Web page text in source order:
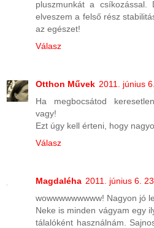
pluszmunkát a
elveszem a felső rész
az egészet!
Válasz
Otthon Művek 2011. június
Ha megbocsátod
vagy!
Ezt úgy kell érteni, hogy
Válasz
Magdaléha 2011. június 6.
wowwwwwwwww! Nagyon jó
Neke is minden vágyam egy
tálalóként használnám.